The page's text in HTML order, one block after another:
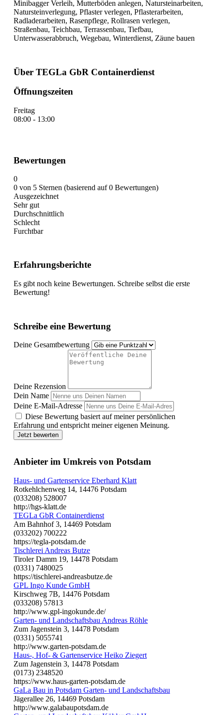
Minibagger Verleih, Mutterböden anlegen, Natursteinarbeiten,
Natursteinverlegung, Pflaster verlegen, Pflasterarbeiten,
Radladerarbeiten, Rasenpflege, Rollrasen verlegen,
Straßenbau, Teichbau, Terrassenbau, Tiefbau,
Unterwasserabbruch, Wegebau, Winterdienst, Zäune bauen
Über TEGLa GbR Containerdienst
Öffnungszeiten
Freitag
08:00 - 13:00
Bewertungen
0
0 von 5 Sternen (basierend auf 0 Bewertungen)
Ausgezeichnet
Sehr gut
Durchschnittlich
Schlecht
Furchtbar
Erfahrungsberichte
Es gibt noch keine Bewertungen. Schreibe selbst die erste
Bewertung!
Schreibe eine Bewertung
Deine Gesamtbewertung
Deine Rezension
Dein Name
Deine E-Mail-Adresse
Diese Bewertung basiert auf meiner persönlichen
Erfahrung und entspricht meiner eigenen Meinung.
Jetzt bewerten
Anbieter im Umkreis von Potsdam
Haus- und Gartenservice Eberhard Klatt
Rotkehlchenweg 14, 14476 Potsdam
(033208) 528007
http://hgs-klatt.de
TEGLa GbR Containerdienst
Am Bahnhof 3, 14469 Potsdam
(033202) 700222
https://tegla-potsdam.de
Tischlerei Andreas Butze
Tiroler Damm 19, 14478 Potsdam
(0331) 7480025
https://tischlerei-andreasbutze.de
GPL Ingo Kunde GmbH
Kirschweg 7B, 14476 Potsdam
(033208) 57813
http://www.gpl-ingokunde.de/
Garten- und Landschaftsbau Andreas Röhle
Zum Jagenstein 3, 14478 Potsdam
(0331) 5055741
http://www.garten-potsdam.de
Haus-, Hof- & Gartenservice Heiko Ziegert
Zum Jagenstein 3, 14478 Potsdam
(0173) 2348520
https://www.haus-garten-potsdam.de
GaLa Bau in Potsdam Garten- und Landschaftsbau
Jägerallee 26, 14469 Potsdam
http://www.galabaupotsdam.de